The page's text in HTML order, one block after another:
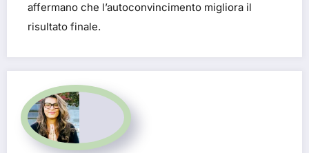
affermano che l’autoconvincimento migliora il
risultato finale.